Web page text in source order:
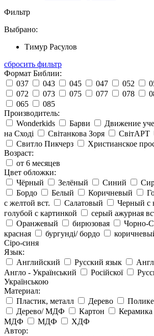
Фильтр
Выбрано:
Тимур Расулов
сбросить фильтр
Формат Библии:
037
043 045 047 052
072
073 075 077 078
065
085
Производитель:
Wonderkids
Барви Движение
на Сході
Світанкова Зоря СвітАРТ
Свитло Пикчерз
Христианское
Возраст:
от 6 месяцев
Цвет обложки:
Чёрный
Зелёный Синий
Бордо
Белый Коричневый
с желтой вст.
Салатовый
Черный с
голубой с картинкой
серый ажурная
Оранжевый
бирюзовая Чорно-
красная
бургунді/ бордо
Сіро-синя
Язык:
Английский
Русский язык
Англо - Український
Російскої
Українською
Материал:
Пластик, металл
Дерево
Дерево/ МДФ
Картон Керамика
МДФ
МДФ
ХДФ
Автор: